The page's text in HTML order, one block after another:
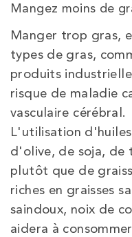
Mangez moins de
Manger trop gras,
types de gras,
produits
risque de maladie
vasculaire cérébral.
L'utilisation
d'olive, de soja, de
plutôt que de
riches en graisses
saindoux, noix de
aidera à